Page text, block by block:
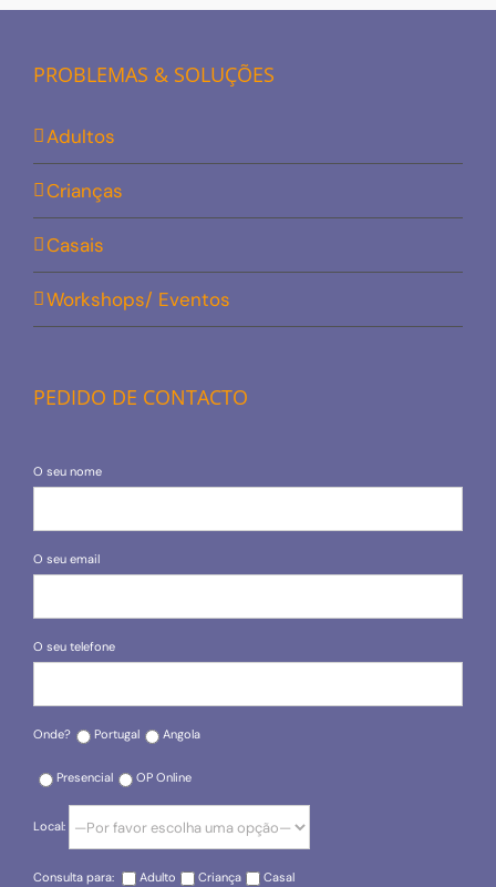
PROBLEMAS & SOLUÇÕES
Adultos
Crianças
Casais
Workshops/ Eventos
PEDIDO DE CONTACTO
O seu nome
O seu email
O seu telefone
Onde? Portugal Angola
Presencial OP Online
Local:
Consulta para: Adulto Criança Casal